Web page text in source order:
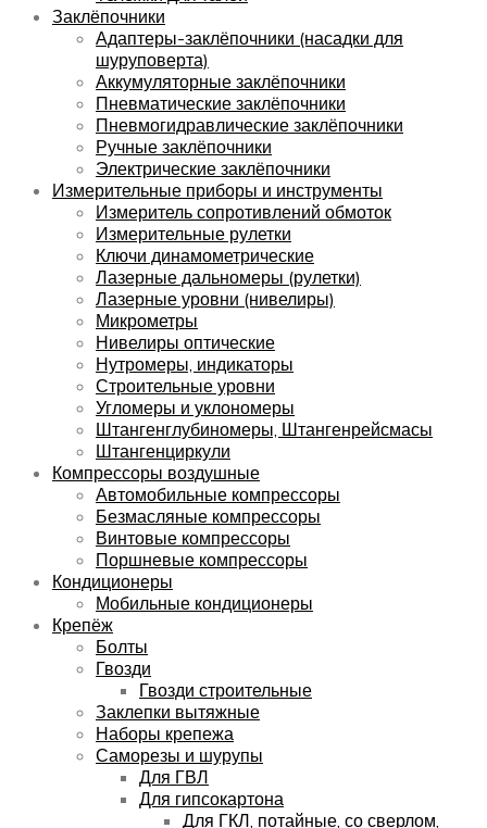
Заклёпочники
Адаптеры-заклёпочники (насадки для
шуруповерта)
Аккумуляторные заклёпочники
Пневматические заклёпочники
Пневмогидравлические заклёпочники
Ручные заклёпочники
Электрические заклёпочники
Измерительные приборы и инструменты
Измеритель сопротивлений обмоток
Измерительные рулетки
Ключи динамометрические
Лазерные дальномеры (рулетки)
Лазерные уровни (нивелиры)
Микрометры
Нивелиры оптические
Нутромеры, индикаторы
Строительные уровни
Угломеры и уклономеры
Штангенглубиномеры, Штангенрейсмасы
Штангенциркули
Компрессоры воздушные
Автомобильные компрессоры
Безмасляные компрессоры
Винтовые компрессоры
Поршневые компрессоры
Кондиционеры
Мобильные кондиционеры
Крепёж
Болты
Гвозди
Гвозди строительные
Заклепки вытяжные
Наборы крепежа
Саморезы и шурупы
Для ГВЛ
Для гипсокартона
Для ГКЛ, потайные, со сверлом,